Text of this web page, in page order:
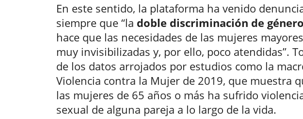
En este sentido, la plataforma ha venido
siempre que “la doble discriminación de
hace que las necesidades de las mujeres
muy invisibilizadas y, por ello, poco atendidas”.
de los datos arrojados por estudios como la
Violencia contra la Mujer de 2019, que muestra
las mujeres de 65 años o más ha sufrido
sexual de alguna pareja a lo largo de la vida.